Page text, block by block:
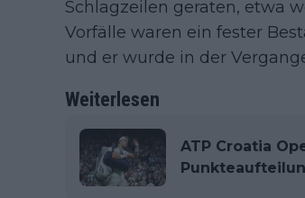
Schlagzeilen geraten, etwa
Vorfälle waren ein fester
und er wurde in der
Weiterlesen
ATP Croatia